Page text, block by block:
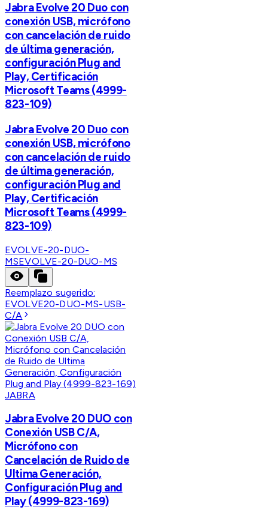
Jabra Evolve 20 Duo con
conexión USB, micrófono
con cancelación de ruido
de última generación,
configuración Plug and
Play, Certificación
Microsoft Teams (4999-
823-109)
Jabra Evolve 20 Duo con
conexión USB, micrófono
con cancelación de ruido
de última generación,
configuración Plug and
Play, Certificación
Microsoft Teams (4999-
823-109)
EVOLVE-20-DUO-
MSEVOLVE-20-DUO-MS
Reemplazo sugerido:
EVOLVE20-DUO-MS-USB-
C/A
JABRA
Jabra Evolve 20 DUO con
Conexión USB C/A,
Micrófono con
Cancelación de Ruido de
Ultima Generación,
Configuración Plug and
Play (4999-823-169)